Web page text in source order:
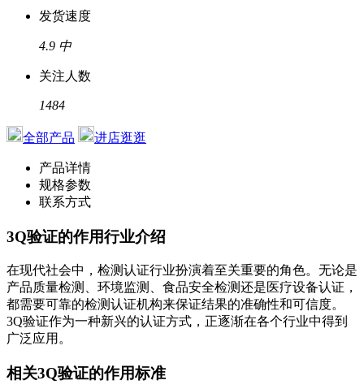
发货速度
4.9 中
关注人数
1484
全部产品 进店逛逛
产品详情
规格参数
联系方式
3Q验证的作用行业介绍
在现代社会中，检测认证行业扮演着至关重要的角色。无论是
产品质量检测、环境监测、食品安全检测还是医疗设备认证，
都需要可靠的检测认证机构来保证结果的准确性和可信度。
3Q验证作为一种新兴的认证方式，正逐渐在各个行业中得到
广泛应用。
相关3Q验证的作用标准